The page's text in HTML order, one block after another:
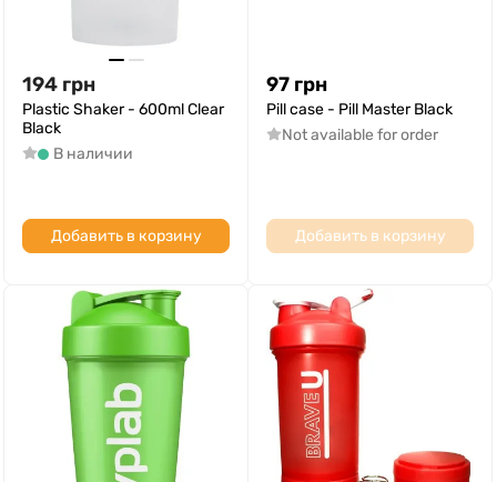
194 грн
Plastic Shaker - 600ml Clear
Black
В наличии
Добавить в корзину
97 грн
Pill case - Pill Master Black
Not available for order
Добавить в корзину